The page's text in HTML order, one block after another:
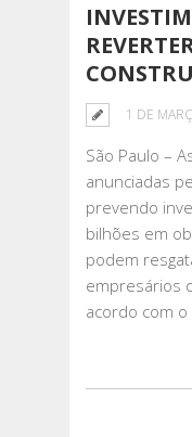
1 DE
São Paulo –
anunciadas
prevendo
bilhões em
podem
empresários
acordo com